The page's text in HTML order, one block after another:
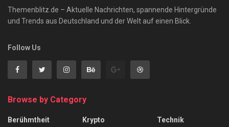
Themenblitz.de – Aktuelle Nachrichten, spannende Hintergründe
und Trends aus Deutschland und der Welt auf einen Blick.
Follow Us
Browse by Category
Berühmtheit
Krypto
Technik